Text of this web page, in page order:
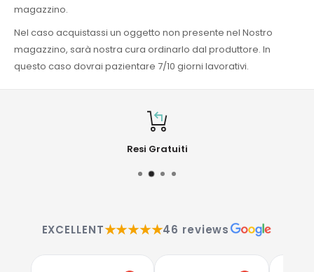
magazzino.
Nel caso acquistassi un oggetto non presente nel Nostro
magazzino, sarà nostra cura ordinarlo dal produttore. In
questo caso dovrai pazientare 7/10 giorni lavorativi.
Resi Gratuiti
EXCELLENT★★★★★46 reviews